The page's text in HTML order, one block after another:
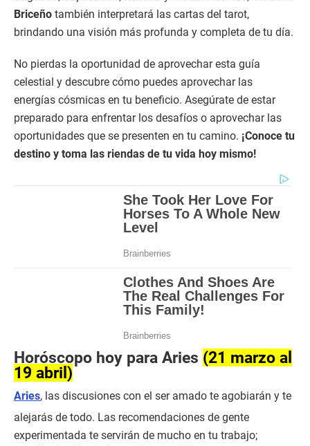
Briceño también interpretará las cartas del tarot,
brindando una visión más profunda y completa de tu día.
No pierdas la oportunidad de aprovechar esta guía
celestial y descubre cómo puedes aprovechar las
energías cósmicas en tu beneficio. Asegúrate de estar
preparado para enfrentar los desafíos o aprovechar las
oportunidades que se presenten en tu camino. ¡Conoce tu
destino y toma las riendas de tu vida hoy mismo!
Horóscopo hoy para Aries (21 marzo al
19 abril)
Aries, las discusiones con el ser amado te agobiarán y te
alejarás de todo. Las recomendaciones de gente
experimentada te servirán de mucho en tu trabajo;